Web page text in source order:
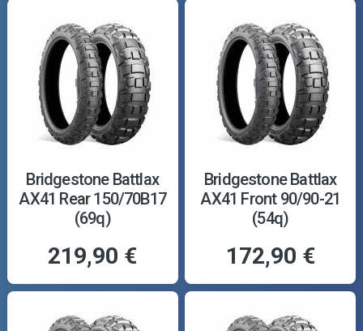
Bridgestone Battlax
AX41 Rear 150/70B17
(69q)
219,90 €
Bridgestone Battlax
AX41 Front 90/90-21
(54q)
172,90 €